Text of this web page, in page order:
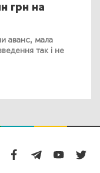
грн на
аванс, мала
так і не